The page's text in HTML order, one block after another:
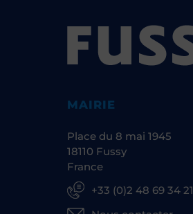
MAIRIE
Place du 8 mai 1945
18110 Fussy
France
+33 (0)2 48 69 34 21